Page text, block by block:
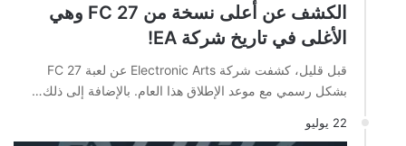
الكشف عن أعلى نسخة من FC 27 وهي
الأغلى في تاريخ شركة EA!
قبل قليل، كشفت شركة Electronic Arts عن لعبة FC 27
بشكل رسمي مع موعد الإطلاق هذا العام. بالإضافة إلى ذلك…
22 يوليو